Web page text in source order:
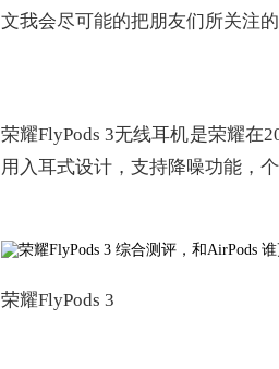
文我会尽可能的把朋友们所关注
荣耀FlyPods 3无线耳机是荣耀在
用入耳式设计，支持降噪功能，
荣耀FlyPods 3